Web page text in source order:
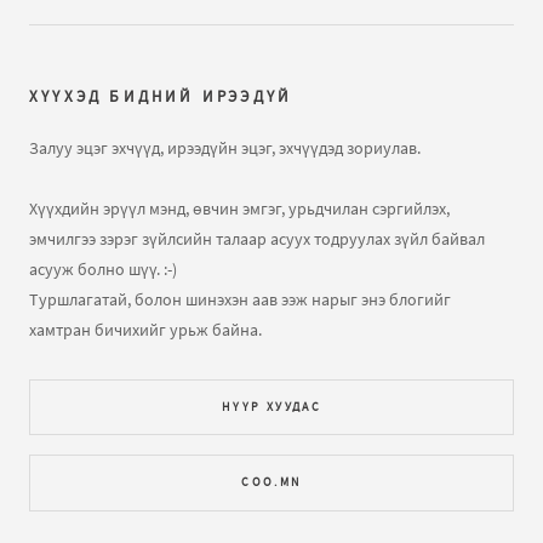
toroos 4 saraas biyni ym irj ehelsen ymaldaa gtel 8 sarin
хийсэн бол жирэмслэх магадлалтай...
Жирэмслэлтээс сэргийлэхбичлэгтЗочин:Nz
ohintoigo belgin hariltsaand orsn ymaa 4 honogin
umnu ghde dotorn tawiagvi gadnan tawicad..
Жирэмслэлт гэж юу вэ?бичлэгт
kesareer torood 7n sar bolj bgmaa biynii yum neg ch
ireeguie jiremsen boloh magdlqltai
ХҮҮХЭД БИДНИЙ ИРЭЭДҮЙ
Залуу эцэг эхчүүд, ирээдүйн эцэг, эхчүүдэд зориулав.
Хүүхдийн эрүүл мэнд, өвчин эмгэг, урьдчилан сэргийлэх,
эмчилгээ зэрэг зүйлсийн талаар асуух тодруулах зүйл байвал
асууж болно шүү. :-)
Туршлагатай, болон шинэхэн аав ээж нарыг энэ блогийг
хамтран бичихийг урьж байна.
НҮҮР ХУУДАС
COO.MN